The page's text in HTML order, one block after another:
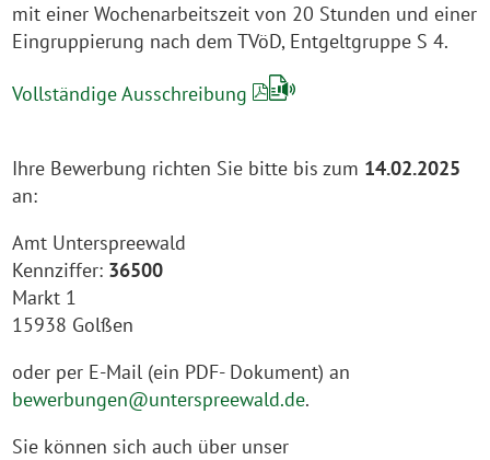
mit einer Wochenarbeitszeit von 20 Stunden und einer
Eingruppierung nach dem TVöD, Entgeltgruppe S 4.
Vollständige Ausschreibung
Ihre Bewerbung richten Sie bitte bis zum 14.02.2025
an:
Amt Unterspreewald
Kennziffer: 36500
Markt 1
15938 Golßen
oder per E-Mail (ein PDF- Dokument) an
bewerbungen@unterspreewald.de.
Sie können sich auch über unser